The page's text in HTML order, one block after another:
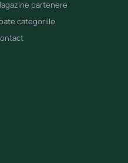
partenere
categoriile